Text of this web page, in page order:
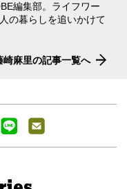
編集部。ライフワー
の暮らしを追いかけて
崎麻里の記事一覧へ